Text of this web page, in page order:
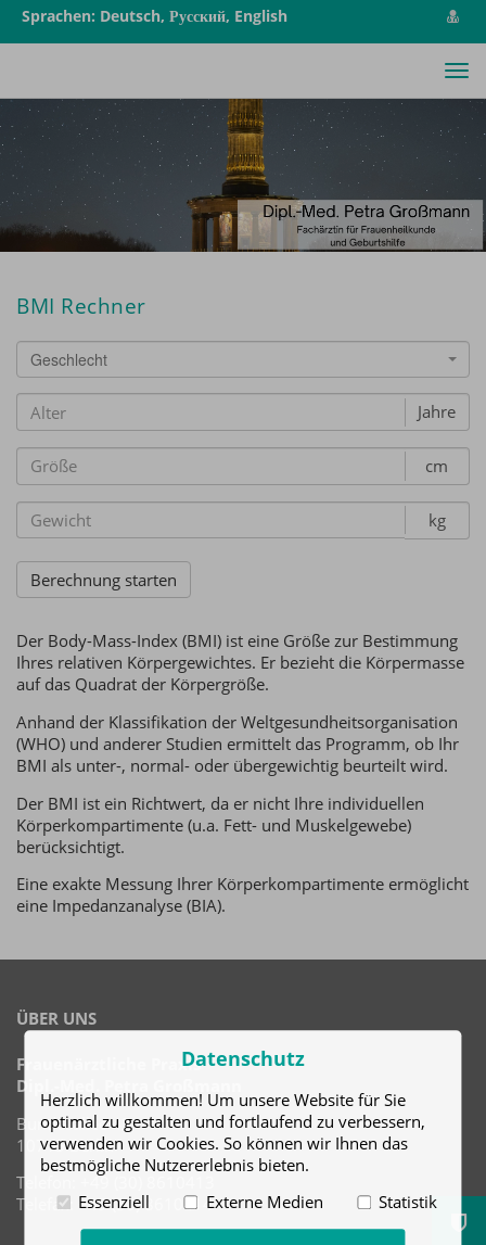
Sprachen: Deutsch, Русский, English
BMI Rechner
Geschlecht
Jahre
cm
kg
Der Body-Mass-Index (BMI) ist eine Größe zur Bestimmung
Ihres relativen Körpergewichtes. Er bezieht die Körpermasse
auf das Quadrat der Körpergröße.
Anhand der Klassifikation der Weltgesundheitsorganisation
(WHO) und anderer Studien ermittelt das Programm, ob Ihr
BMI als unter-, normal- oder übergewichtig beurteilt wird.
Der BMI ist ein Richtwert, da er nicht Ihre individuellen
Körperkompartimente (u.a. Fett- und Muskelgewebe)
berücksichtigt.
Eine exakte Messung Ihrer Körperkompartimente ermöglicht
eine Impedanzanalyse (BIA).
ÜBER UNS
Frauenärztliche Praxis
Dipl.-Med. Petra Großmann
Bundesallee 42
10715 Berlin
Telefon: +49 (30) 8610413
Telefax: +49 (30) 8610414
Datenschutz
Herzlich willkommen! Um unsere Website für Sie
optimal zu gestalten und fortlaufend zu verbessern,
verwenden wir Cookies. So können wir Ihnen das
bestmögliche Nutzererlebnis bieten.
Essenziell
Externe Medien Statistik